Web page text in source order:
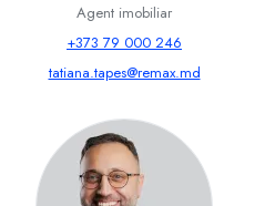
Agent imobiliar
+373 79 000 246
tatiana.tapes@remax.md